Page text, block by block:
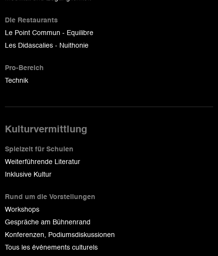
Die Restaurants
Le Point Commun - Equilibre
Les Didascalies - Nuithonie
Pro-Bereich
Technik
Kulturvermittlung
Spielzeit für Schulen
Weiterführende Literatur
Inklusive Kultur
Rund um die Vorstellungen
Workshops
Gespräche am Bühnenrand
Konferenzen, Podiumsdiskussionen
Tous les événements culturels